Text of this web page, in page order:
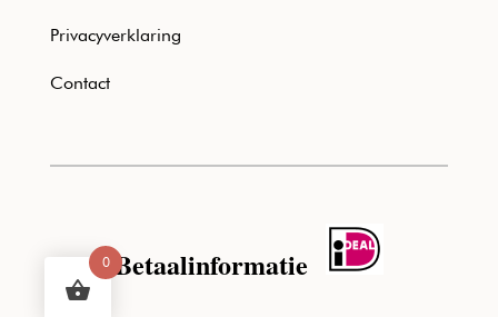
Privacyverklaring
Contact
Betaalinformatie
0